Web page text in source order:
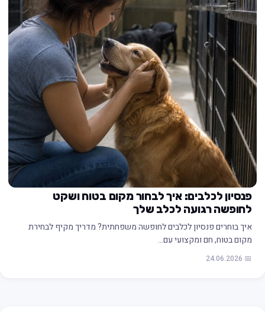
פנסיון לכלבים: איך לבחור מקום בטוח ושקט
לחופשה רגועה לכלב שלך
איך בוחרים פנסיון לכלבים לחופשה משפחתית? מדריך מקיף לבחירת
מקום בטוח, חם ומקצועי עם…
📅 24.06.2026